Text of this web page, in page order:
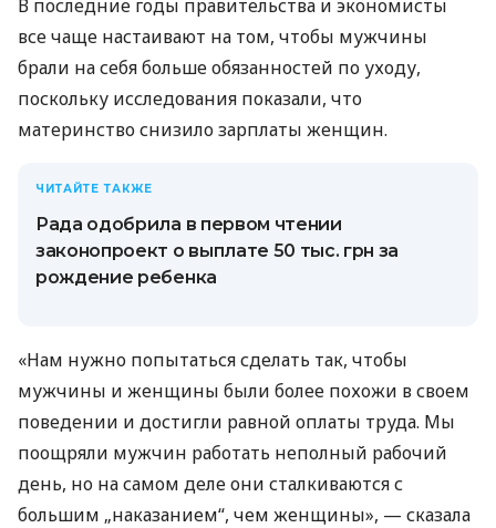
В последние годы правительства и экономисты
все чаще настаивают на том, чтобы мужчины
брали на себя больше обязанностей по уходу,
поскольку исследования показали, что
материнство снизило зарплаты женщин.
ЧИТАЙТЕ ТАКЖЕ
Рада одобрила в первом чтении
законопроект о выплате 50 тыс. грн за
рождение ребенка
«Нам нужно попытаться сделать так, чтобы
мужчины и женщины были более похожи в своем
поведении и достигли равной оплаты труда. Мы
поощряли мужчин работать неполный рабочий
день, но на самом деле они сталкиваются с
большим „наказанием“, чем женщины», — сказала